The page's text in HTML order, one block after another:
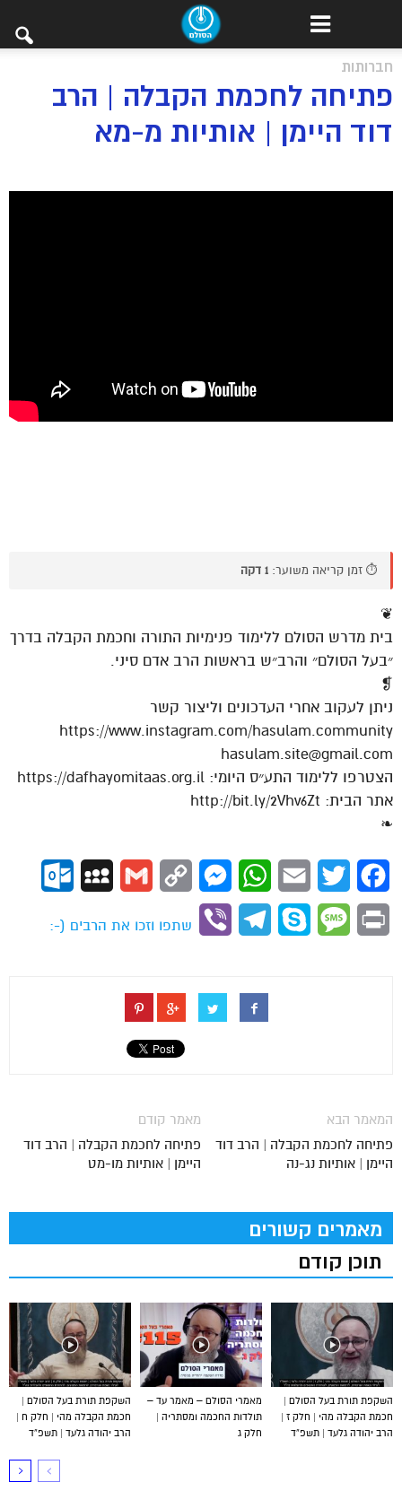
חברותות
פתיחה לחכמת הקבלה | הרב
דוד היימן | אותיות מ-מא
⏱️ זמן קריאה משוער: 1 דקה
❦
בית מדרש הסולם ללימוד פנימיות התורה וחכמת הקבלה בדרך
״בעל הסולם״ והרב״ש בראשות הרב אדם סיני.
❡
ניתן לעקוב אחרי העדכונים וליצור קשר
https://www.instagram.com/hasulam.community
hasulam.site@gmail.com
הצטרפו ללימוד התע״ס היומי: https://dafhayomitaas.org.il
אתר הבית: http://bit.ly/2Vhv6Zt
❧
Facebook
Twitter
Email
WhatsApp
Messenger
Copy
Gmail
MySpace
Print
Message
Skype
Telegram
Viber
שתפו וזכו את הרבים (-:
מאמר קודם
פתיחה לחכמת הקבלה | הרב דוד
היימן | אותיות מו-מט
המאמר הבא
פתיחה לחכמת הקבלה | הרב דוד
היימן | אותיות נג-נה
מאמרים קשורים
תוכן קודם
השקפת תורת בעל הסולם |
חכמת הקבלה מהי | חלק ח |
הרב יהודה גלעד | תשפ”ד
מאמרי הסולם – מאמר עד –
תולדות החכמה ומסתריה |
חלק ג
השקפת תורת בעל הסולם |
חכמת הקבלה מהי | חלק ז |
הרב יהודה גלעד | תשפ”ד